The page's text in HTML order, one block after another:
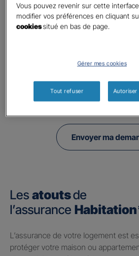
Information données personnelles
En cochant cette case et en
indiquée dans ce formulaire.
à l'utilisation de données collectés par ce formulaire,
politique de confidentialité.
Envoyer ma
Les atoutsde
l’assurance
​L’assurance de votre logement est
protéger votre maison ou
Vous pouvez revenir sur cette
modifier vos préférences en cliquant
cookiessitué en bas de page.
Gérer mes cookies
Tout refuser Autoriser